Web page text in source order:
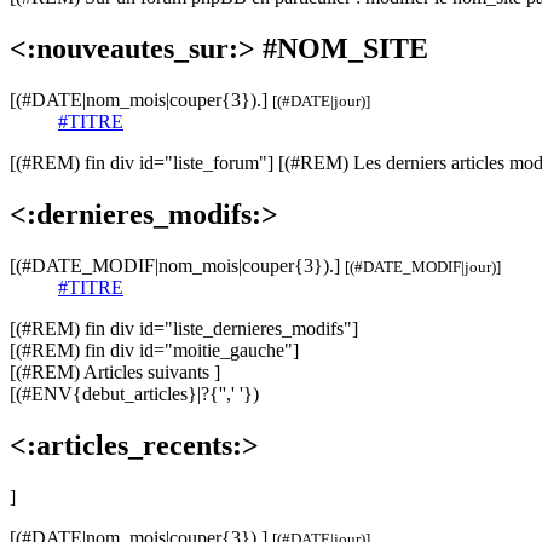
<:nouveautes_sur:> #NOM_SITE
[(#DATE|nom_mois|couper{3}).] [(#DATE|jour)]
#TITRE
[(#REM) fin div id="liste_forum"] [(#REM) Les derniers articles
<:dernieres_modifs:>
[(#DATE_MODIF|nom_mois|couper{3}).] [(#DATE_MODIF|jour)]
#TITRE
[(#REM) fin div id="liste_dernieres_modifs"]
[(#REM) fin div id="moitie_gauche"]
[(#REM) Articles suivants ]
[(#ENV{debut_articles}|?{'',' '})
<:articles_recents:>
]
[(#DATE|nom_mois|couper{3}).]